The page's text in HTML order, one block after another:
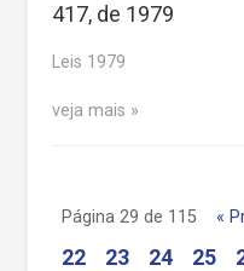
417, de 1979
Leis 1979
veja mais
Página 29 de 115 «
22
23 24 25